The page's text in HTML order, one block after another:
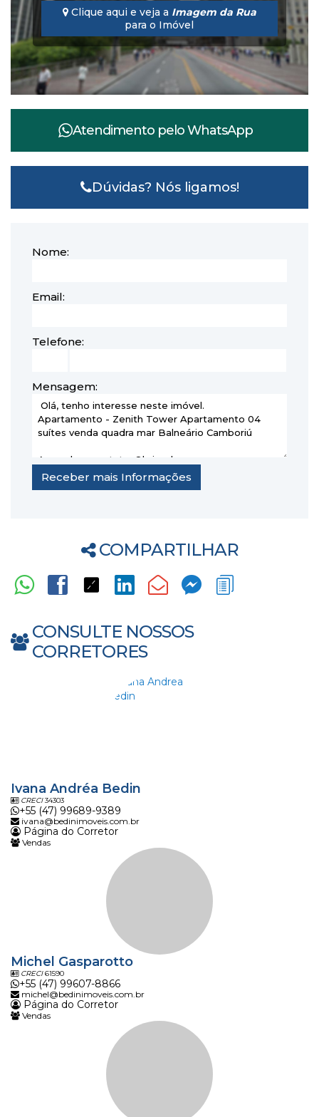
Clique aqui e veja a Imagem da Rua
para o Imóvel
Atendimento peloWhatsApp
Dúvidas? Nós ligamos!
Nome:
Email:
Telefone:
Mensagem:
COMPARTILHAR
CONSULTE NOSSOS
CORRETORES
Ivana Andréa Bedin
CRECI34303
+55 (47) 99689-9389
ivana@bedinimoveis.com.br
Página do Corretor
Vendas
Michel Gasparotto
CRECI61590
+55 (47) 99607-8866
michel@bedinimoveis.com.br
Página do Corretor
Vendas